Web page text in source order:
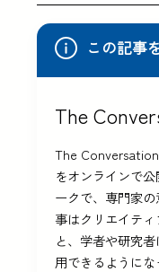
この記事
The
The
をオンラインで
ークで、専門家
事はクリエイテ
と、学者や研究
用できるように